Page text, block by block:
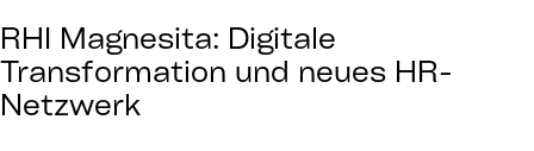
RHI Magnesita: Digitale
Transformation und neues HR-
Netzwerk